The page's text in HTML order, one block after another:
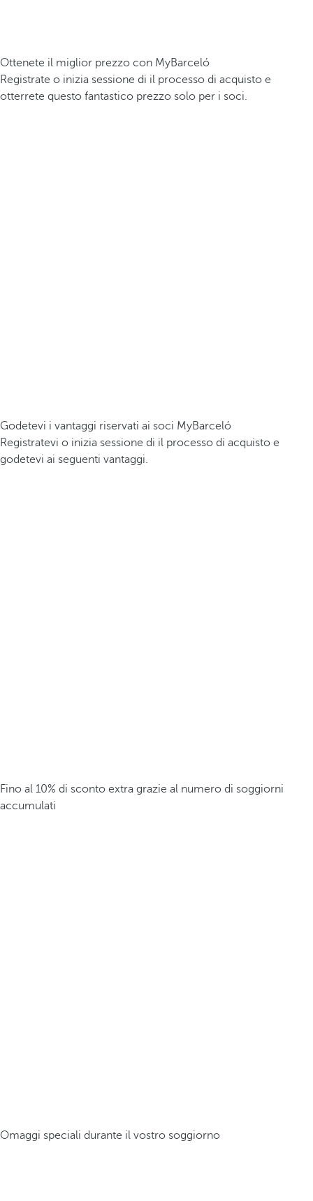
Ottenete il miglior prezzo con MyBarceló
Registrate o inizia sessione di il processo di acquisto e
otterrete questo fantastico prezzo solo per i soci.
Godetevi i vantaggi riservati ai soci MyBarceló
Registratevi o inizia sessione di il processo di acquisto e
godetevi ai seguenti vantaggi.
Fino al 10% di sconto extra grazie al numero di soggiorni
accumulati
Omaggi speciali durante il vostro soggiorno